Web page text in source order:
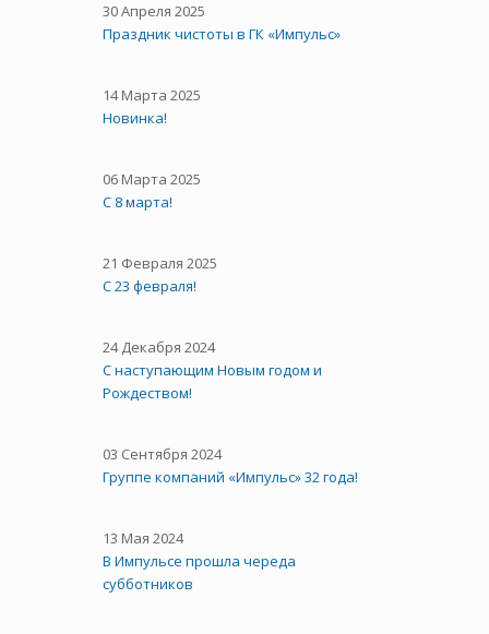
30 Апреля 2025
Праздник чистоты в ГК «Импульс»
14 Марта 2025
Новинка!
06 Марта 2025
С 8 марта!
21 Февраля 2025
С 23 февраля!
24 Декабря 2024
С наступающим Новым годом и
Рождеством!
03 Сентября 2024
Группе компаний «Импульс» 32 года!
13 Мая 2024
В Импульсе прошла череда
субботников